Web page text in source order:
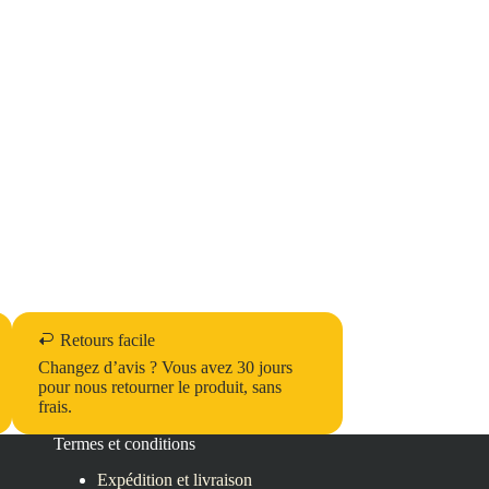
Retours facile
Changez d’avis ? Vous avez 30 jours
pour nous retourner le produit, sans
frais.
Termes et conditions
Expédition et livraison